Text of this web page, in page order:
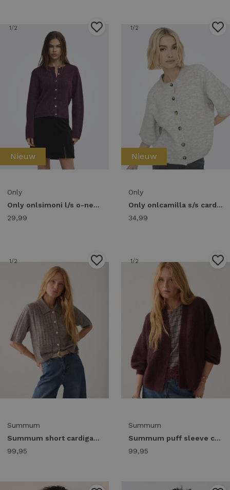
1/2
Nieuw
Only
Only onlsimoni l/s o-neck cardigan knt noos Vest mauve wine
29,99
1/2
Nieuw
Only
Only onlcamilla s/s cardigan knt noos Vest light grey melange
34,99
1/2
Summum
Summum short cardigan soft melange knit 7s8019-70088 Vest 742 taupe
99,95
1/2
Summum
Summum puff sleeve cardigan cozy melange knit 7s5844-7997 Vest 335 dark burgundy
99,95